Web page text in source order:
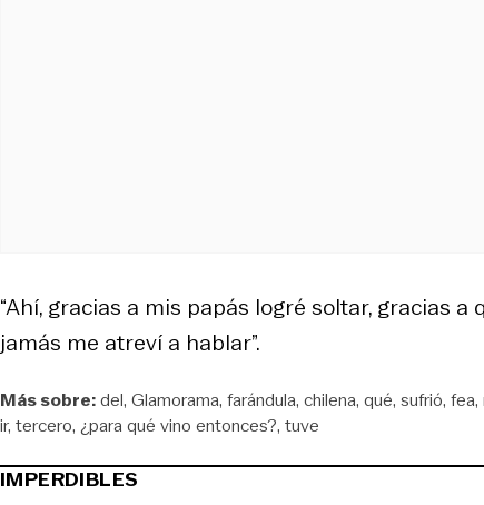
“Ahí, gracias a mis papás logré soltar, gracias
jamás me atreví a hablar”.
Más sobre:del Glamorama farándula chilena qué sufrió fea
ir tercero ¿para qué vino entonces? tuve
IMPERDIBLES